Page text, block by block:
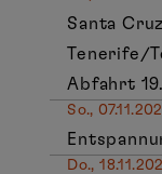
Santa
Tenerife/
Abfahrt
So.,
Do.,